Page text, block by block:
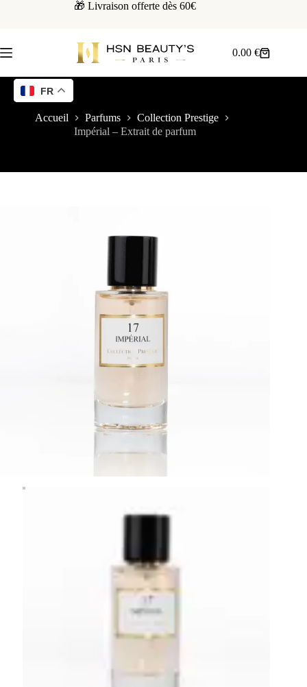
🎁 Livraison offerte dès 60€
0.00€
Accueil Parfums
Collection Prestige
Impérial – Extrait de parfum
FR